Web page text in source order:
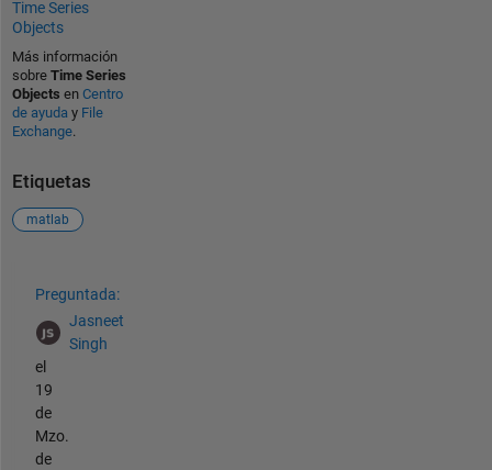
Time Series
Objects
Más información
sobre Time Series
Objects en Centro
de ayuday File
Exchange.
Etiquetas
matlab
Preguntada:
Jasneet
Singh
el
19
de
Mzo.
de